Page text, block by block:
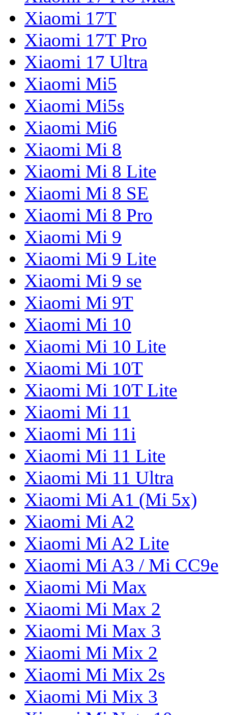
Xiaomi 17T
Xiaomi 17T Pro
Xiaomi 17 Ultra
Xiaomi Mi5
Xiaomi Mi5s
Xiaomi Mi6
Xiaomi Mi 8
Xiaomi Mi 8 Lite
Xiaomi Mi 8 SE
Xiaomi Mi 8 Pro
Xiaomi Mi 9
Xiaomi Mi 9 Lite
Xiaomi Mi 9 se
Xiaomi Mi 9T
Xiaomi Mi 10
Xiaomi Mi 10 Lite
Xiaomi Mi 10T
Xiaomi Mi 10T Lite
Xiaomi Mi 11
Xiaomi Mi 11i
Xiaomi Mi 11 Lite
Xiaomi Mi 11 Ultra
Xiaomi Mi A1 (Mi 5x)
Xiaomi Mi A2
Xiaomi Mi A2 Lite
Xiaomi Mi A3 / Mi CC9e
Xiaomi Mi Max
Xiaomi Mi Max 2
Xiaomi Mi Max 3
Xiaomi Mi Mix 2
Xiaomi Mi Mix 2s
Xiaomi Mi Mix 3